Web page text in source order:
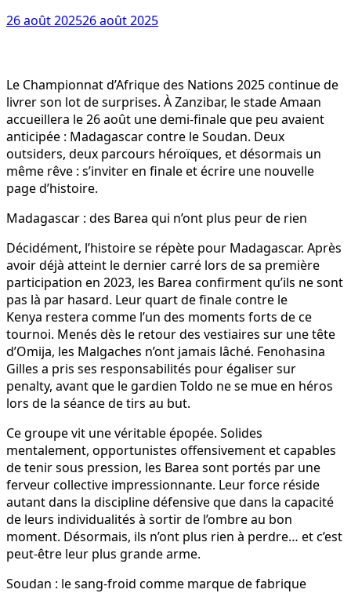
26 août 202526 août 2025
Le Championnat d’Afrique des Nations 2025 continue de
livrer son lot de surprises. À Zanzibar, le stade Amaan
accueillera le 26 août une demi-finale que peu avaient
anticipée : Madagascar contre le Soudan. Deux
outsiders, deux parcours héroïques, et désormais un
même rêve : s’inviter en finale et écrire une nouvelle
page d’histoire.
Madagascar : des Barea qui n’ont plus peur de rien
Décidément, l’histoire se répète pour Madagascar. Après
avoir déjà atteint le dernier carré lors de sa première
participation en 2023, les Barea confirment qu’ils ne sont
pas là par hasard. Leur quart de finale contre le
Kenya restera comme l’un des moments forts de ce
tournoi. Menés dès le retour des vestiaires sur une tête
d’Omija, les Malgaches n’ont jamais lâché. Fenohasina
Gilles a pris ses responsabilités pour égaliser sur
penalty, avant que le gardien Toldo ne se mue en héros
lors de la séance de tirs au but.
Ce groupe vit une véritable épopée. Solides
mentalement, opportunistes offensivement et capables
de tenir sous pression, les Barea sont portés par une
ferveur collective impressionnante. Leur force réside
autant dans la discipline défensive que dans la capacité
de leurs individualités à sortir de l’ombre au bon
moment. Désormais, ils n’ont plus rien à perdre… et c’est
peut-être leur plus grande arme.
Soudan : le sang-froid comme marque de fabrique